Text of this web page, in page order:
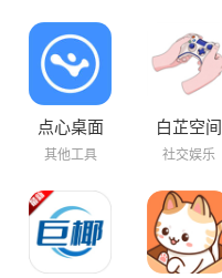
点心桌面
其他工具
白芷空间
社交娱乐